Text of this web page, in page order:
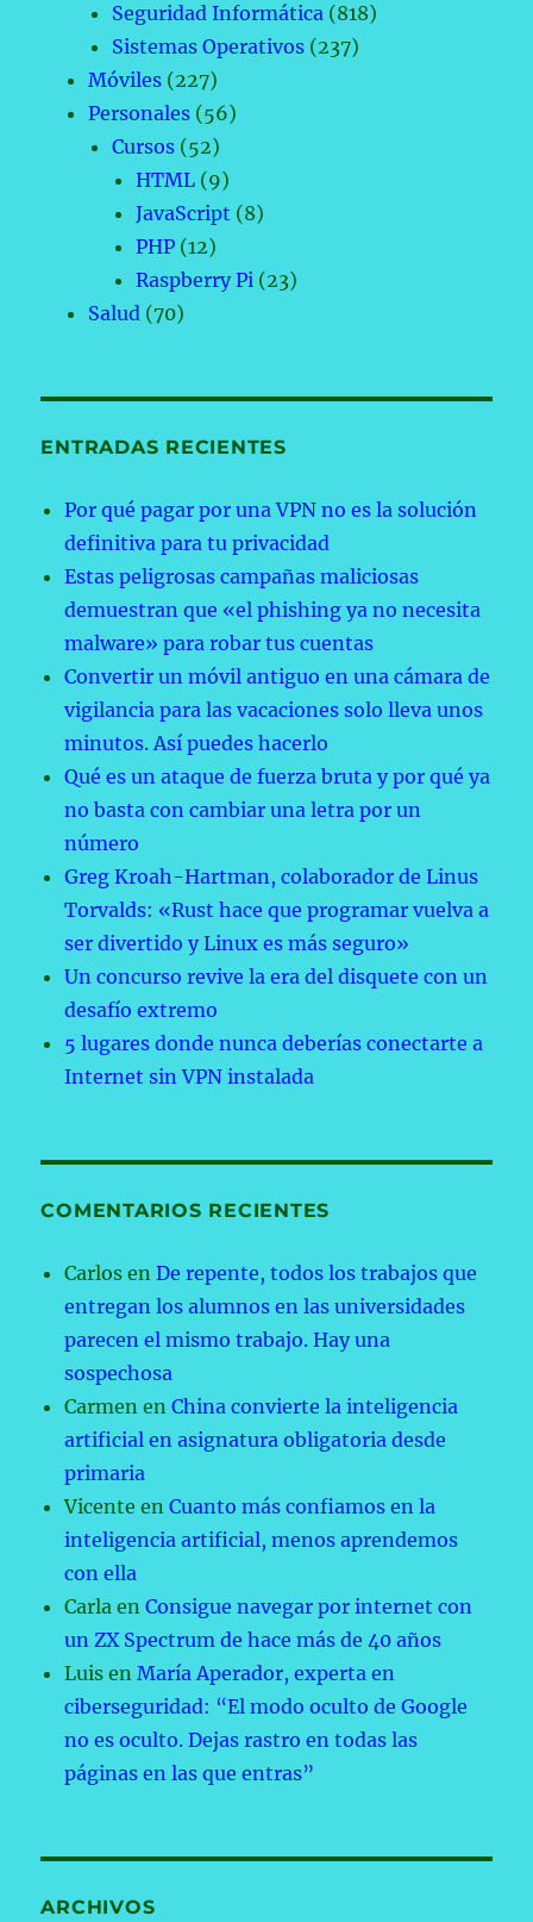
Seguridad Informática (818)
Sistemas Operativos (237)
Móviles (227)
Personales (56)
Cursos (52)
HTML (9)
JavaScript (8)
PHP (12)
Raspberry Pi (23)
Salud (70)
ENTRADAS RECIENTES
Por qué pagar por una VPN no es la solución
definitiva para tu privacidad
Estas peligrosas campañas maliciosas
demuestran que «el phishing ya no necesita
malware» para robar tus cuentas
Convertir un móvil antiguo en una cámara de
vigilancia para las vacaciones solo lleva unos
minutos. Así puedes hacerlo
Qué es un ataque de fuerza bruta y por qué ya
no basta con cambiar una letra por un
número
Greg Kroah-Hartman, colaborador de Linus
Torvalds: «Rust hace que programar vuelva a
ser divertido y Linux es más seguro»
Un concurso revive la era del disquete con un
desafío extremo
5 lugares donde nunca deberías conectarte a
Internet sin VPN instalada
COMENTARIOS RECIENTES
Carlos enDe repente, todos los trabajos que
entregan los alumnos en las universidades
parecen el mismo trabajo. Hay una
sospechosa
Carmen enChina convierte la inteligencia
artificial en asignatura obligatoria desde
primaria
Vicente enCuanto más confiamos en la
inteligencia artificial, menos aprendemos
con ella
Carla enConsigue navegar por internet con
un ZX Spectrum de hace más de 40 años
Luis enMaría Aperador, experta en
ciberseguridad: “El modo oculto de Google
no es oculto. Dejas rastro en todas las
páginas en las que entras”
ARCHIVOS